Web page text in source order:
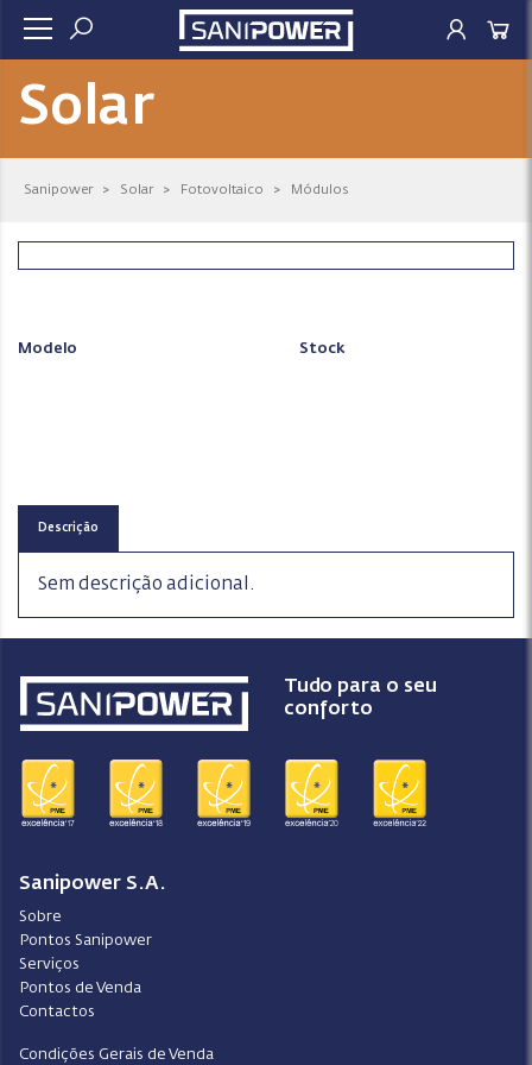
Solar
Sanipower > Solar > Fotovoltaico > Módulos
Modelo Stock
Descrição
Sem descrição adicional.
Tudo para o seu
conforto
Sanipower S.A.
Sobre
Pontos Sanipower
Serviços
Pontos de Venda
Contactos
Condições Gerais de Venda